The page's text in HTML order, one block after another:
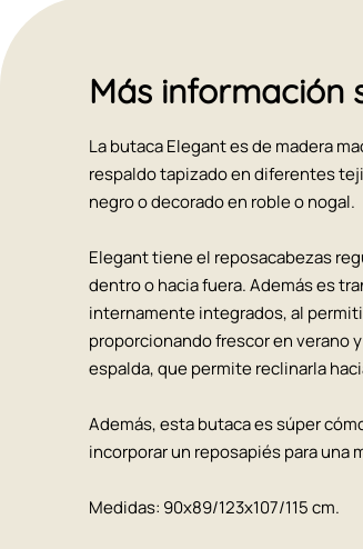
Más información
La butaca Elegant es de madera
respaldo tapizado en diferentes
negro o decorado en roble o nogal.
Elegant tiene el reposacabezas
dentro o hacia fuera. Además es
internamente integrados, al
proporcionando frescor en verano
espalda, que permite reclinarla
Además, esta butaca es súper
incorporar un reposapiés para una
Medidas: 90x89/123x107/115 cm.